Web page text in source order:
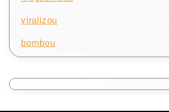
viralizou
bombou